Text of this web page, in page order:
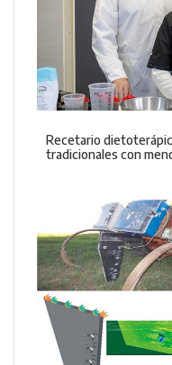
Recetario
tradicionales con